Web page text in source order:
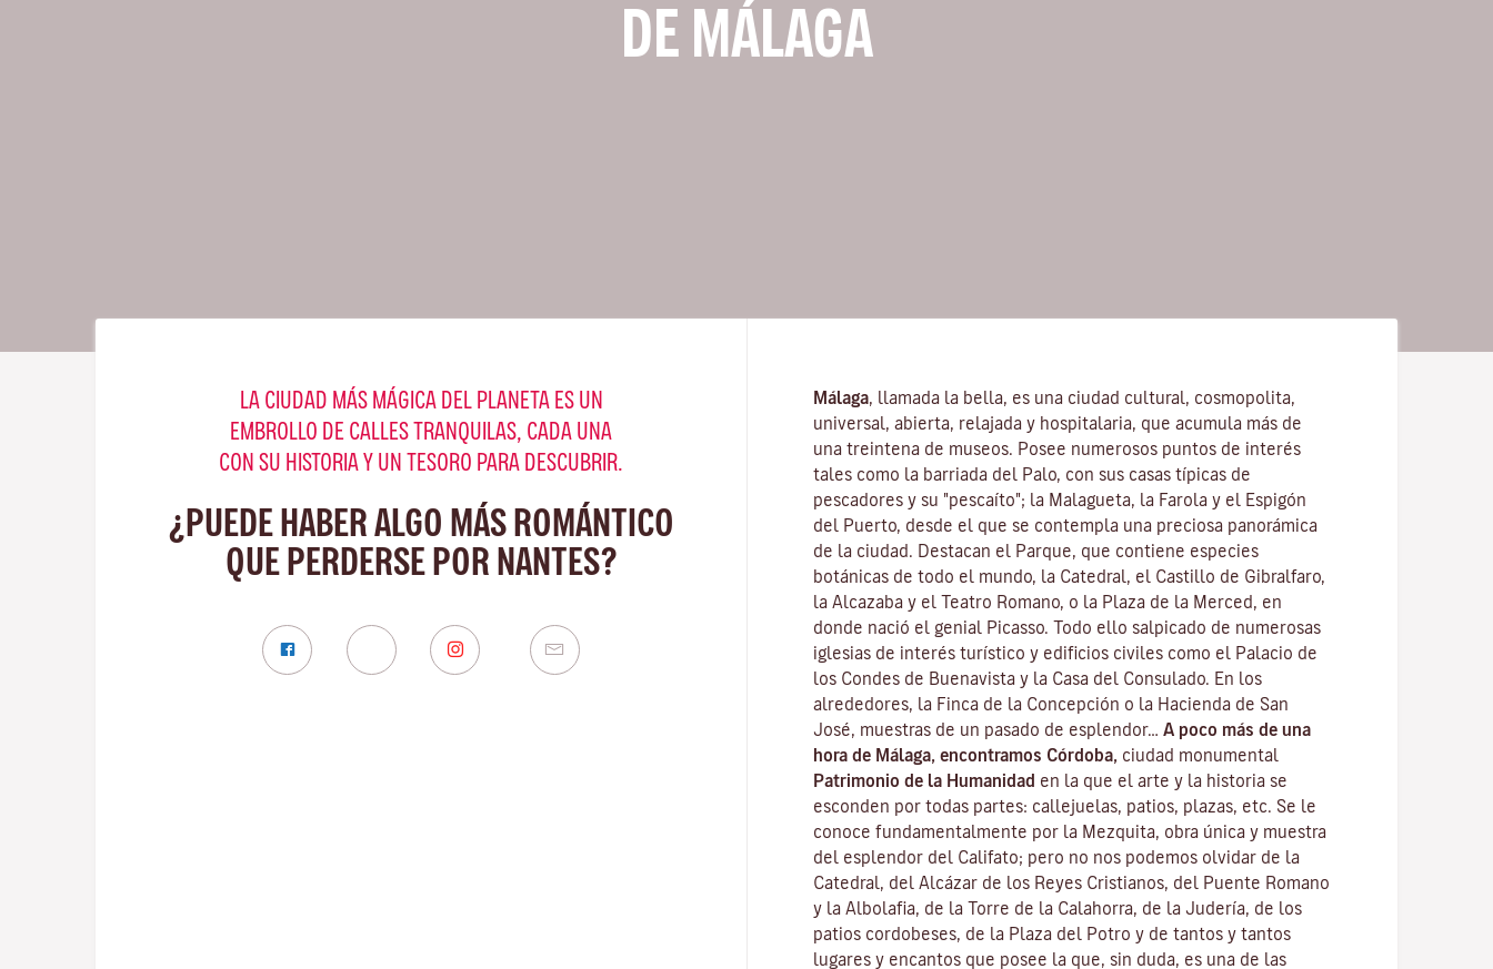
DE MÁLAGA
LA CIUDAD MÁS MÁGICA DEL PLANETA ES UN
EMBROLLO DE CALLES TRANQUILAS, CADA UNA
CON SU HISTORIA Y UN TESORO PARA DESCUBRIR.
¿PUEDE HABER ALGO MÁS ROMÁNTICO
QUE PERDERSE POR NANTES?
Málaga , llamada la bella, es una ciudad cultural, cosmopolita,
universal, abierta, relajada y hospitalaria, que acumula más de
una treintena de museos. Posee numerosos puntos de interés
tales como la barriada del Palo, con sus casas típicas de
pescadores y su "pescaíto"; la Malagueta, la Farola y el Espigón
del Puerto, desde el que se contempla una preciosa panorámica
de la ciudad. Destacan el Parque, que contiene especies
botánicas de todo el mundo, la Catedral, el Castillo de Gibralfaro,
la Alcazaba y el Teatro Romano, o la Plaza de la Merced, en
donde nació el genial Picasso. Todo ello salpicado de numerosas
iglesias de interés turístico y edificios civiles como el Palacio de
los Condes de Buenavista y la Casa del Consulado. En los
alrededores, la Finca de la Concepción o la Hacienda de San
José, muestras de un pasado de esplendor… A poco más de una
hora de Málaga, encontramos Córdoba, ciudad monumental
Patrimonio de la Humanidad en la que el arte y la historia se
esconden por todas partes: callejuelas, patios, plazas, etc. Se le
conoce fundamentalmente por la Mezquita , obra única y muestra
del esplendor del Califato; pero no nos podemos olvidar de la
Catedral, del Alcázar de los Reyes Cristianos , del
Puente Romano
y la Albolafia , de la Torre de la Calahorra , de la Juderí­a, de los
patios cordobeses, de la Plaza del Potro y de tantos y tantos
lugares y encantos que posee la que, sin duda, es una de las